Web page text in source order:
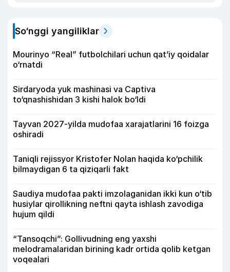
So‘nggi yangiliklar
Mourinyo “Real” futbolchilari uchun qat’iy qoidalar
o‘rnatdi
Sirdaryoda yuk mashinasi va Captiva
to‘qnashishidan 3 kishi halok bo‘ldi
Tayvan 2027-yilda mudofaa xarajatlarini 16 foizga
oshiradi
Taniqli rejissyor Kristofer Nolan haqida ko‘pchilik
bilmaydigan 6 ta qiziqarli fakt
Saudiya mudofaa pakti imzolaganidan ikki kun o‘tib
husiylar qirollikning neftni qayta ishlash zavodiga
hujum qildi
“Tansoqchi”: Gollivudning eng yaxshi
melodramalaridan birining kadr ortida qolib ketgan
voqealari